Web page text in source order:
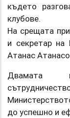
където
клубове.
На срещата
и секретар
Атанас
Двамата
до успешно и